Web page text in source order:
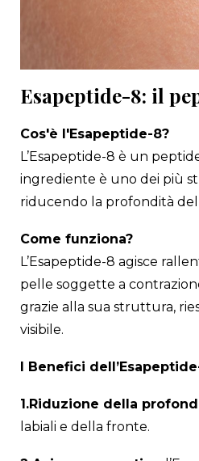
Esapeptide-8: il
Cos'è l'Esapeptide-8?
L’Esapeptide-8 è un
ingrediente è uno dei più
riducendo la profondità
Come funziona?
L’Esapeptide-8 agisce
pelle soggette a
grazie alla sua struttura,
visibile.
I Benefici
1.Riduzione della
labiali e della fronte.